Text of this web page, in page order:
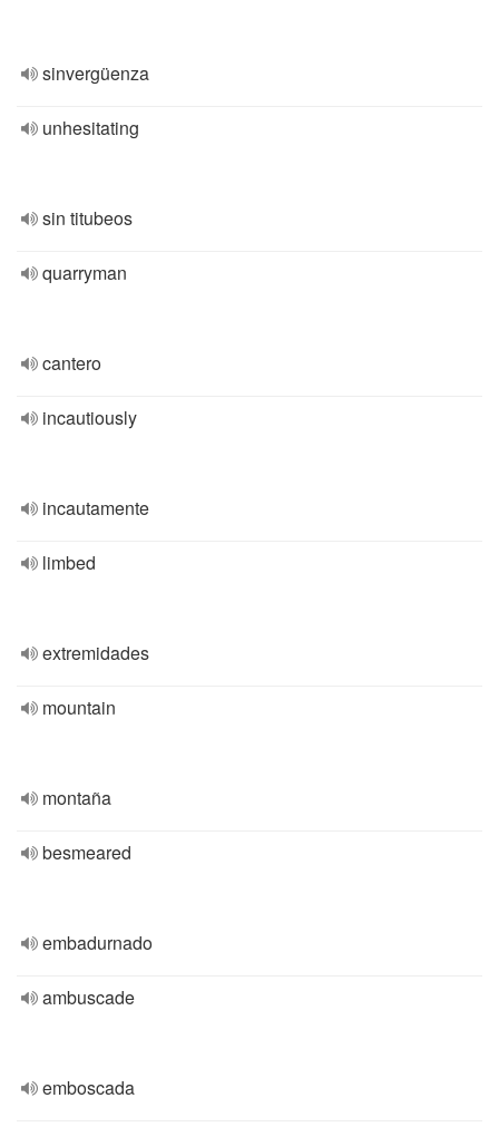
sinvergüenza
unhesitating
sin titubeos
quarryman
cantero
incautiously
incautamente
limbed
extremidades
mountain
montaña
besmeared
embadurnado
ambuscade
emboscada